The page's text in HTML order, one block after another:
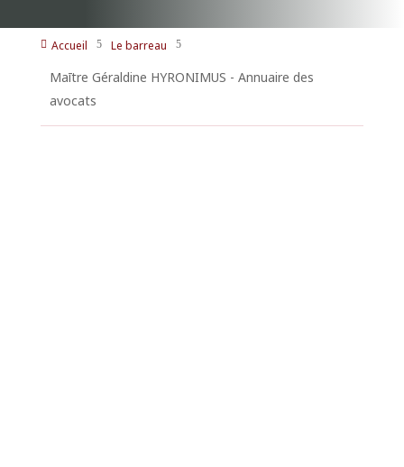
 Accueil 5 Le barreau 5
Maītre Géraldine HYRONIMUS - Annuaire des
avocats